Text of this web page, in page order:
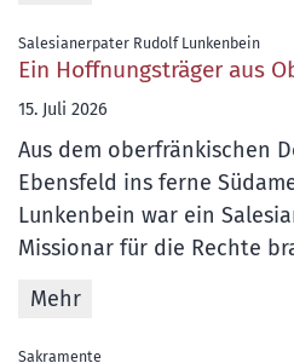
Salesianerpater Rudolf Lunkenbein:
Ein Hoffnungsträger aus
15. Juli 2026
Aus dem oberfränkischen
Ebensfeld ins ferne
Lunkenbein war ein
Missionar für die Rechte
Mehr
Sakramente: